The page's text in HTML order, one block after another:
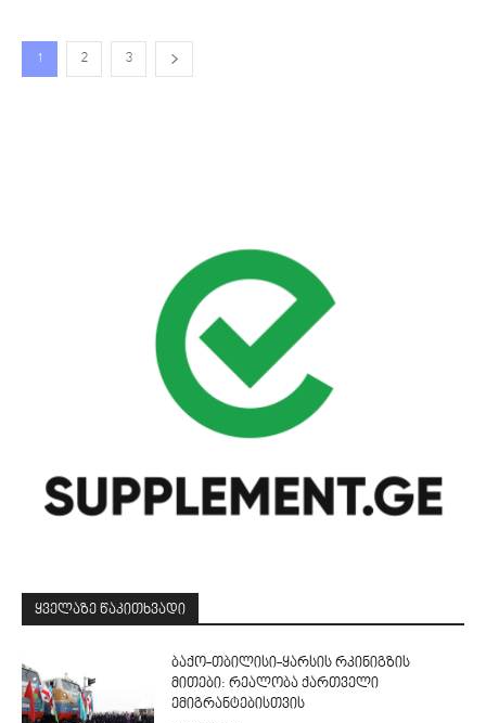
1 2 3
ᲧᲕᲔᲚᲐᲖᲔ ᲬᲐᲙᲘᲗᲮᲕᲐᲓᲘ
ბაქო-თბილისი-ყარსის რკინიგზის
მითები: რეალობა ქართველი
ემიგრანტებისთვის